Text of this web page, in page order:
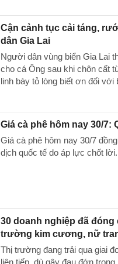
Cận cảnh tục cải táng,
dân Gia Lai
Người dân vùng biển Gia Lai
cho cá Ông sau khi chôn cất
linh bày tỏ lòng biết ơn đối với
Giá cà phê hôm nay 30/7:
Giá cà phê hôm nay 30/7
dịch quốc tế do áp lực chốt lời.
30 doanh nghiệp đã
trường kim cương, nữ
Thị trường đang trải qua giai
liên tiếp, dù gây đau đớn